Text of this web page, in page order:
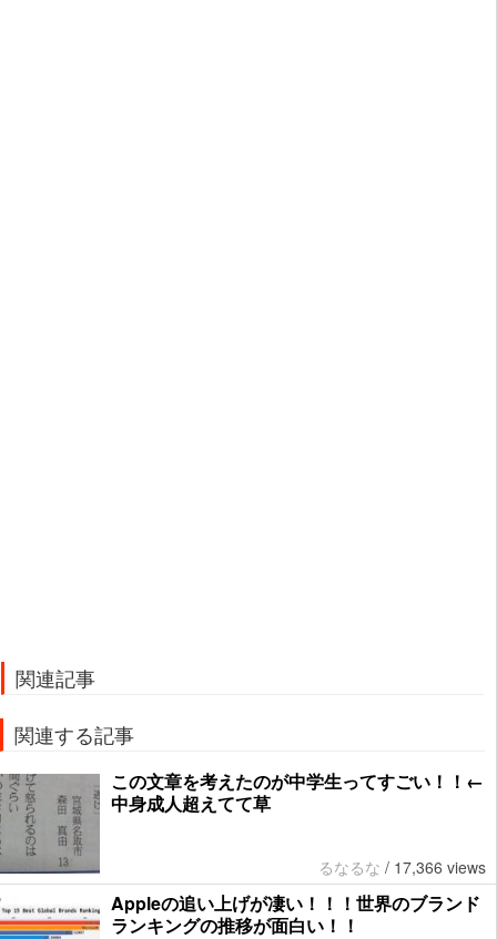
関連記事
関連する記事
この文章を考えたのが中学生ってすごい！！←
中身成人超えてて草
るなるな / 17,366 views
Appleの追い上げが凄い！！！世界のブランド
ランキングの推移が面白い！！